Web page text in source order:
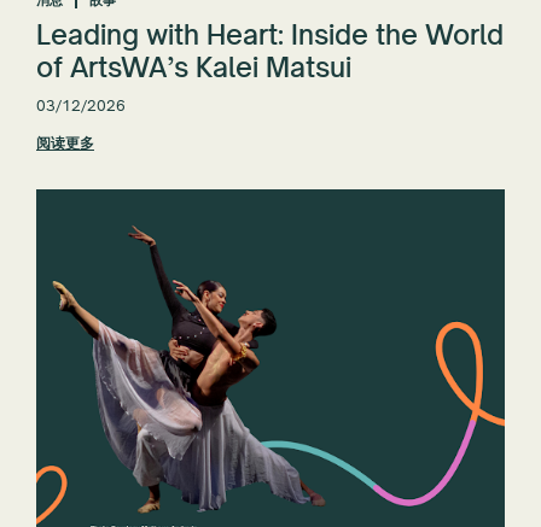
Leading with Heart: Inside the World
of ArtsWA’s Kalei Matsui
03/12/2026
阅读更多